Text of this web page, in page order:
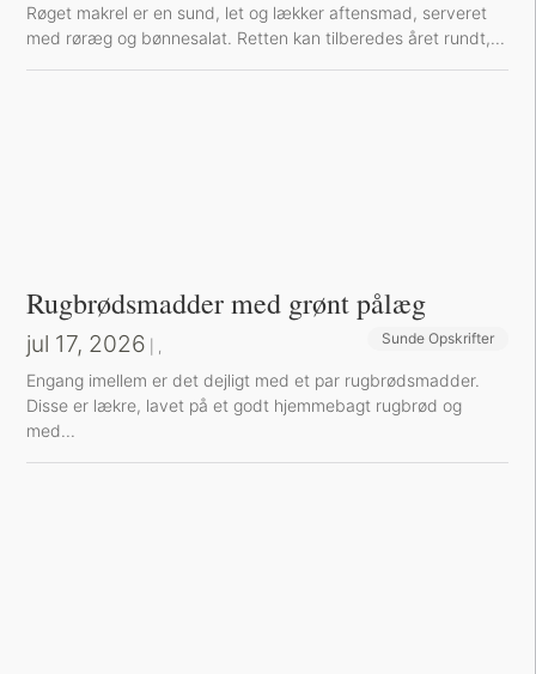
Røget makrel er en sund, let og lækker aftensmad, serveret
med røræg og bønnesalat. Retten kan tilberedes året rundt,...
Rugbrødsmadder med grønt pålæg
jul 17, 2026 Sund Aftensmad
Sunde Opskrifter
Engang imellem er det dejligt med et par rugbrødsmadder.
Disse er lækre, lavet på et godt hjemmebagt rugbrød og
med...